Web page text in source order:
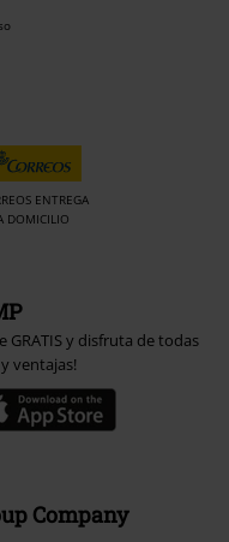
ENTREGA
DOMICILIO
GRATIS y disfruta de todas
ventajas!
Company